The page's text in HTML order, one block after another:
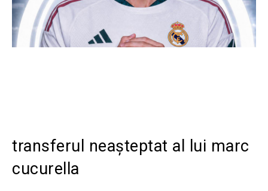
transferul neașteptat al lui marc
cucurella